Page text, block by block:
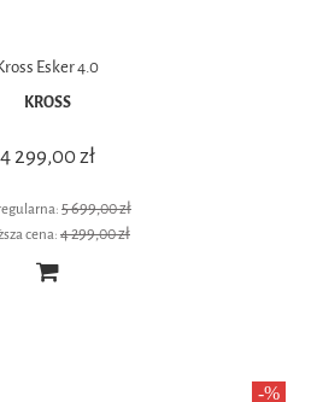
Esker 4.0
KROSS
4 299,00 zł
5 699,00 zł
cena:4 299,00 zł